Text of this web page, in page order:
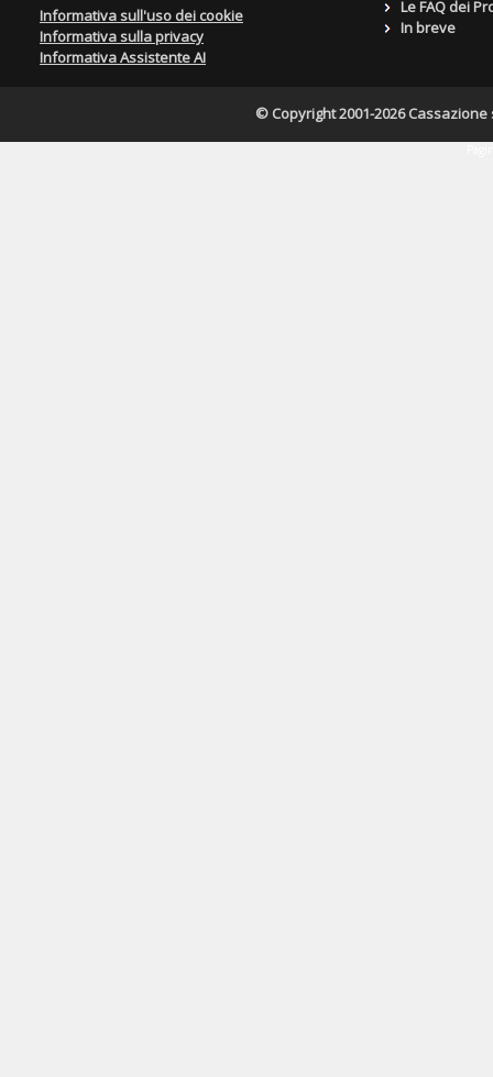
Informativa sull'uso dei cookie
Informativa sulla privacy
Informativa Assistente AI
Le FAQ dei
In breve
© Copyright 2001-2026 Cassazione